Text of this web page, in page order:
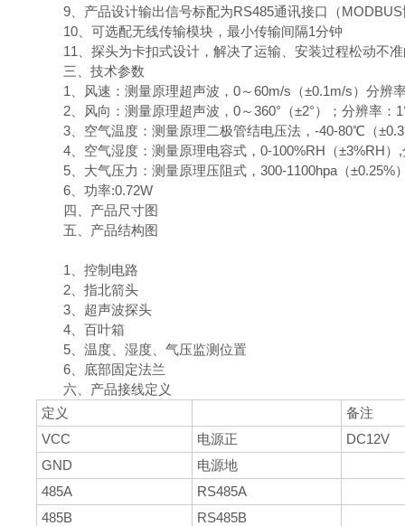
9、产品设计输出信号标配为RS485通讯接口（
10、可选配无线传输模块，最小传输间隔1分钟
11、探头为卡扣式设计，解决了运输、安装过程松动不
三、技术参数
1、风速：测量原理超声波，0～60m/s（±0.1m/s）分辨
2、风向：测量原理超声波，0～360°（±2°）；分辨率：
3、空气温度：测量原理二极管结电压法，-40-80℃（
4、空气湿度：测量原理电容式，0-100%RH（±3%RH）
5、大气压力：测量原理压阻式，300-1100hpa（±0.25%
6、功率:0.72W
四、产品尺寸图
五、产品结构图
1、控制电路
2、指北箭头
3、超声波探头
4、百叶箱
5、温度、湿度、气压监测位置
6、底部固定法兰
六、产品接线定义
定义
备注
VCC
电源正
DC12V
GND
电源地
485A
RS485A
485B
RS485B